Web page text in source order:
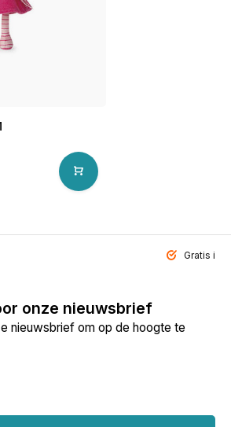
Gratis
onze nieuwsbrief
nieuwsbrief om op de hoogte te